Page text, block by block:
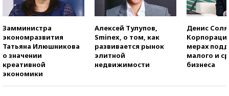
Замминистра
экономразвития
Татьяна Илюшникова
о значении
креативной
экономики
Алексей Тулупов,
Sminex, о том, как
развивается рынок
элитной
недвижимости
Денис
мерах
малого и
бизнеса